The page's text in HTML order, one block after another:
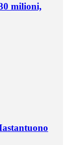
milioni,